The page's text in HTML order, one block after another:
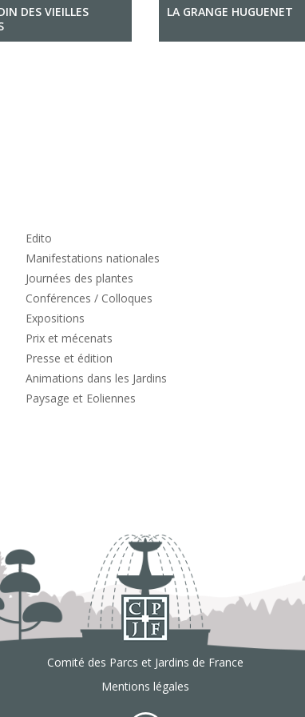
DES VIEILLES
LA GRANGE HUGUENET
Edito
Manifestations nationales
Journées des plantes
Conférences / Colloques
Expositions
Prix et mécenats
Presse et édition
Animations dans les Jardins
Paysage et Eoliennes
Comité des Parcs et Jardins de France
Mentions légales